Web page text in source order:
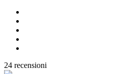
24 recensioni